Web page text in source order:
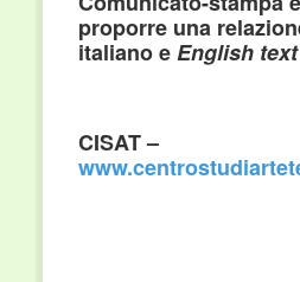
proporre una
italiano eEnglish
CISAT –